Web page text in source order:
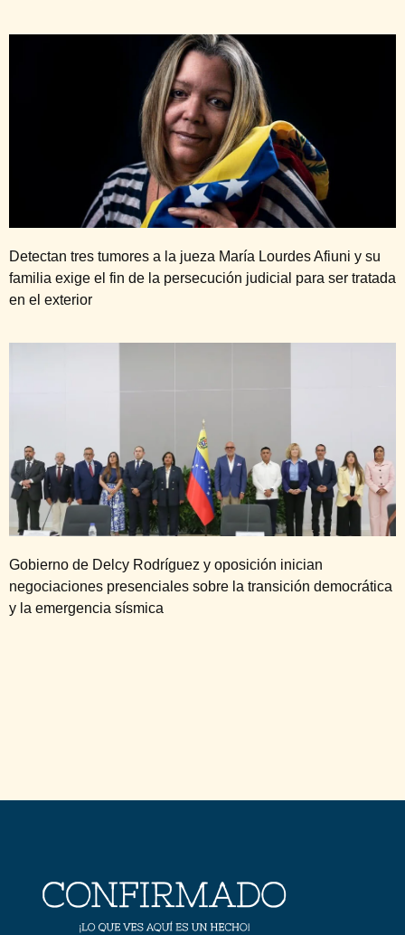
Detectan tres tumores a la jueza María Lourdes Afiuni y su
familia exige el fin de la persecución judicial para ser tratada
en el exterior
Gobierno de Delcy Rodríguez y oposición inician
negociaciones presenciales sobre la transición democrática
y la emergencia sísmica